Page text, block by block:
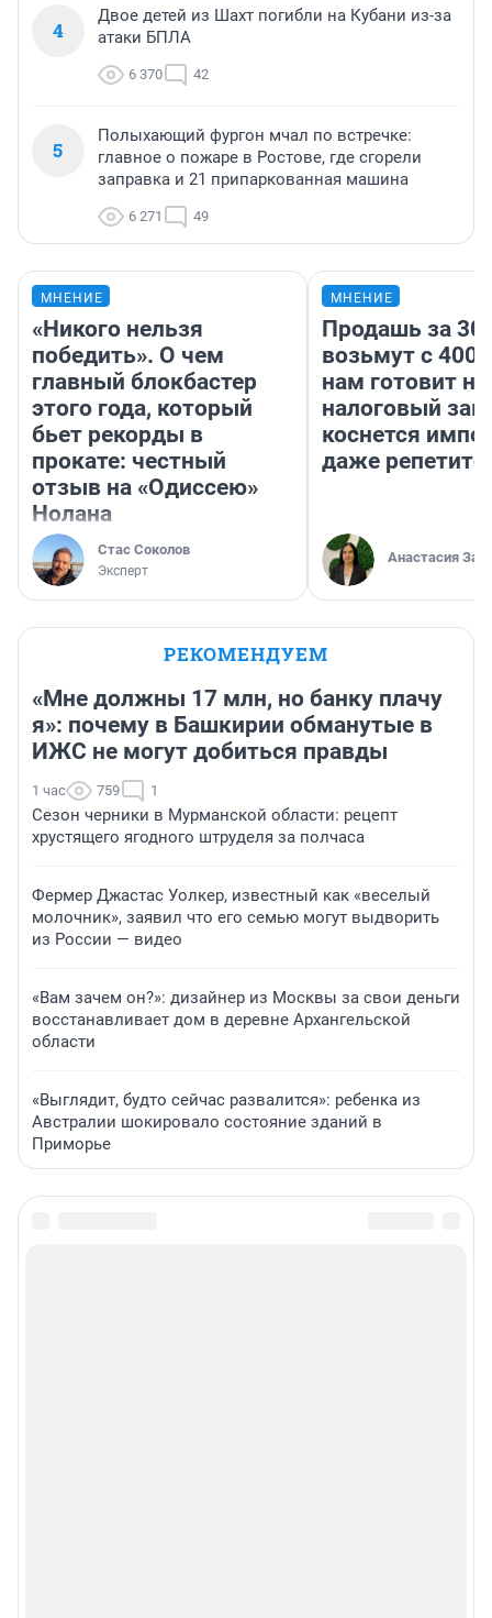
4
Двое детей из Шахт погибли на Кубани из-за
атаки БПЛА
6 370 42
5
Полыхающий фургон мчал по встречке:
главное о пожаре в Ростове, где сгорели
заправка и 21 припаркованная машина
6 271 49
МНЕНИЕ
«Никого нельзя
победить». О чем
главный блокбастер
этого года, который
бьет рекорды в
прокате: честный
отзыв на «Одиссею»
Нолана
Стас Соколов
Эксперт
МНЕНИЕ
Продашь за
возьмут с
нам готовит
налоговый
коснется
даже
Анастасия
РЕКОМЕНДУЕМ
«Мне должны 17 млн, но банку плачу
я»: почему в Башкирии обманутые в
ИЖС не могут добиться правды
1 час 759 1
Сезон черники в Мурманской области: рецепт
хрустящего ягодного штруделя за полчаса
Фермер Джастас Уолкер, известный как «веселый
молочник», заявил что его семью могут выдворить
из России — видео
«Вам зачем он?»: дизайнер из Москвы за свои деньги
восстанавливает дом в деревне Архангельской
области
«Выглядит, будто сейчас развалится»: ребенка из
Австралии шокировало состояние зданий в
Приморье